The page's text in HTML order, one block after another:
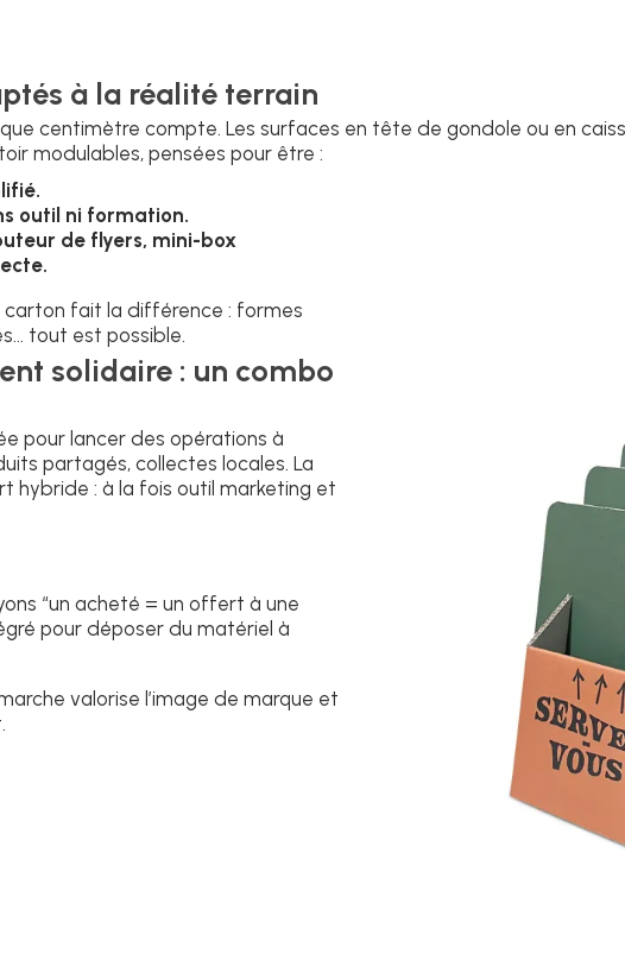
à la réalité terrain
centimètre compte. Les surfaces en tête de gondole ou en
modulables, pensées pour être :
outil ni formation.
de flyers, mini-box
carton fait la différence : formes
tout est possible.
solidaire : un combo
pour lancer des opérations à
partagés, collectes locales. La
hybride : à la fois outil marketing et
“un acheté = un offert à une
pour déposer du matériel à
valorise l’image de marque et